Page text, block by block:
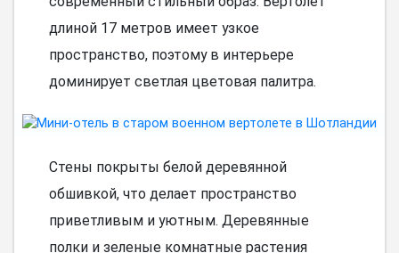
длиной 17 метров имеет узкое
пространство, поэтому в интерьере
доминирует светлая цветовая палитра.
Стены покрыты белой деревянной
обшивкой, что делает пространство
приветливым и уютным. Деревянные
полки и зеленые комнатные растения